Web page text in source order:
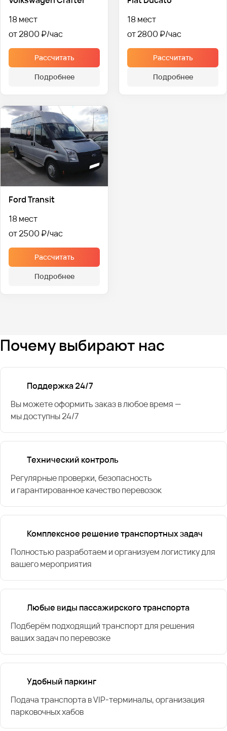
18 мест
от 2800 ₽
Рассчитать
Подробнее
18 мест
от 2800 ₽
Рассчитать
Подробнее
Ford Transit
18 мест
от 2500 ₽
Рассчитать
Подробнее
Почему выбирают нас
Поддержка 24/7
Вы можете оформить заказ в любое время —
мы доступны 24/7
Технический контроль
Регулярные проверки, безопасность
и гарантированное качество перевозок
Комплексное решение транспортных задач
Полностью разработаем и организуем логистику для
вашего мероприятия
Любые виды пассажирского транспорта
Подберём подходящий транспорт для решения
ваших задач по перевозке
Удобный паркинг
Подача транспорта в VIP-терминалы, организация
парковочных хабов